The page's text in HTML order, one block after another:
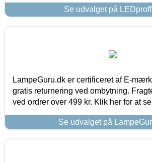
Se udvalget på
LampeGuru.dk er certificeret af E-
gratis returnering ved ombytning.
ved ordrer over 499 kr. Klik her for at
Se udvalget på